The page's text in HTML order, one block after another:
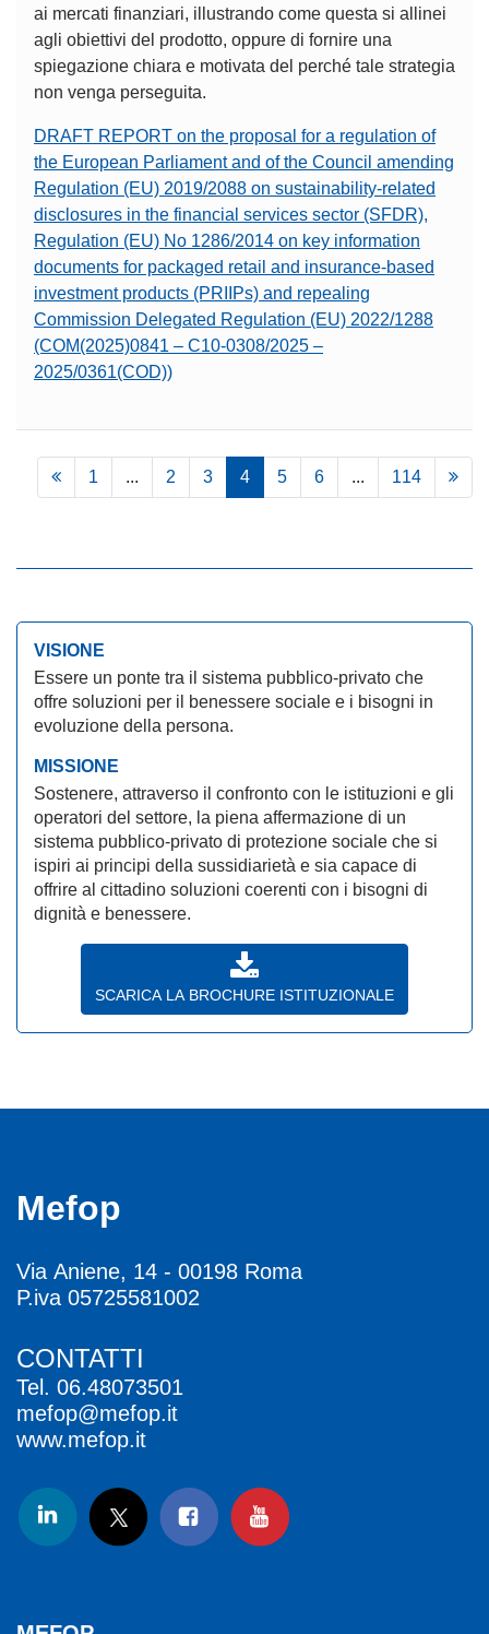
ai mercati finanziari, illustrando come questa si allinei
agli obiettivi del prodotto, oppure di fornire una
spiegazione chiara e motivata del perché tale strategia
non venga perseguita.
DRAFT REPORT on the proposal for a regulation of
the European Parliament and of the Council amending
Regulation (EU) 2019/2088 on sustainability-related
disclosures in the financial services sector (SFDR),
Regulation (EU) No 1286/2014 on key information
documents for packaged retail and insurance-based
investment products (PRIIPs) and repealing
Commission Delegated Regulation (EU) 2022/1288
(COM(2025)0841 – C10-0308/2025 –
2025/0361(COD))
1 ... 2 3 4 5 6 ... 114
VISIONE
Essere un ponte tra il sistema pubblico-privato che
offre soluzioni per il benessere sociale e i bisogni in
evoluzione della persona.
MISSIONE
Sostenere, attraverso il confronto con le istituzioni e gli
operatori del settore, la piena affermazione di un
sistema pubblico-privato di protezione sociale che si
ispiri ai principi della sussidiarietà e sia capace di
offrire al cittadino soluzioni coerenti con i bisogni di
dignità e benessere.
SCARICA LA BROCHURE ISTITUZIONALE
Mefop
Via Aniene, 14 - 00198 Roma
P.iva 05725581002
CONTATTI
Tel. 06.48073501
mefop@mefop.it
www.mefop.it